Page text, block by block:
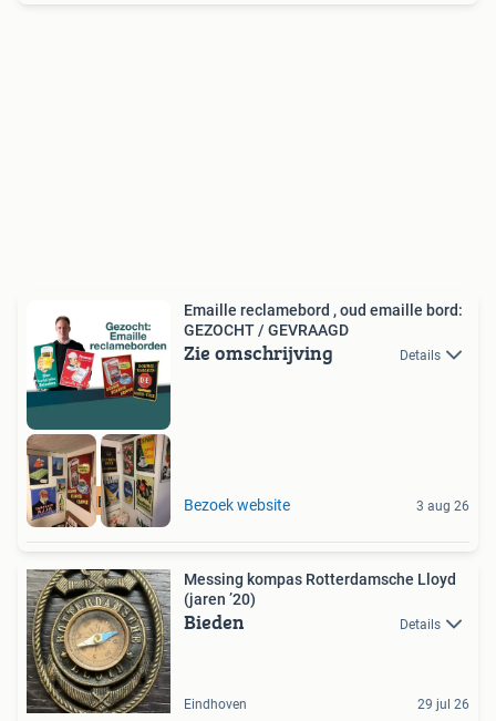
RECLAMEBORDEN
Emaille reclamebord , oud emaille bord:
GEZOCHT / GEVRAAGD
Zie omschrijving Details
Bezoek website 3 aug 26
Messing kompas Rotterdamsche Lloyd
(jaren ’20)
Bieden Details
Eindhoven 29 jul 26